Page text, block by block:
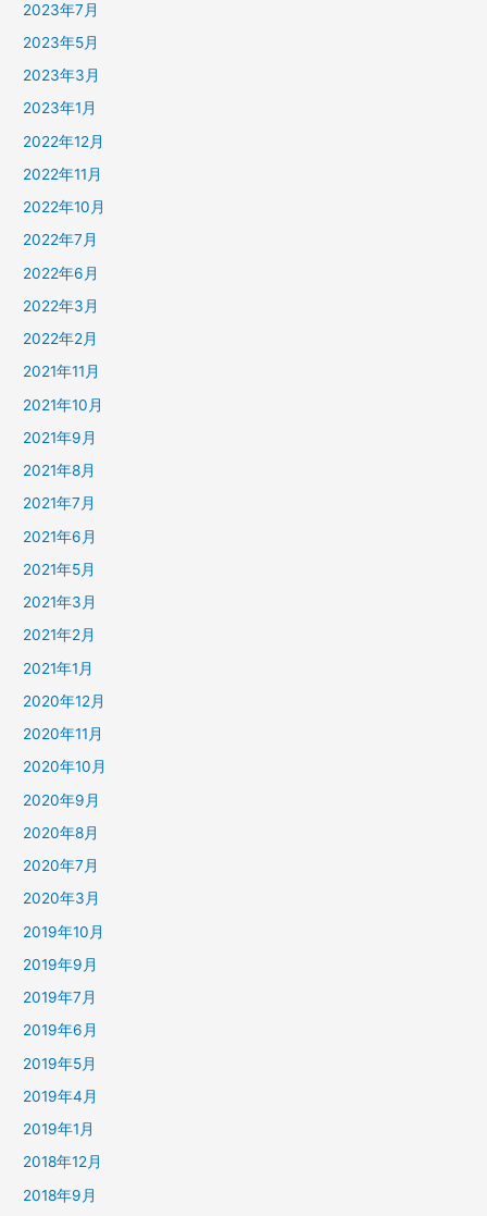
2023年7月
2023年5月
2023年3月
2023年1月
2022年12月
2022年11月
2022年10月
2022年7月
2022年6月
2022年3月
2022年2月
2021年11月
2021年10月
2021年9月
2021年8月
2021年7月
2021年6月
2021年5月
2021年3月
2021年2月
2021年1月
2020年12月
2020年11月
2020年10月
2020年9月
2020年8月
2020年7月
2020年3月
2019年10月
2019年9月
2019年7月
2019年6月
2019年5月
2019年4月
2019年1月
2018年12月
2018年9月